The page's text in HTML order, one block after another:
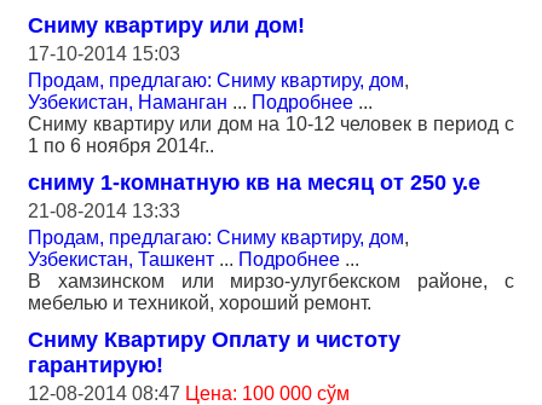
Сниму квартиру или дом!
17-10-2014 15:03
Продам, предлагаю: Сниму квартиру, дом,
Узбекистан, Наманган ... Подробнее ...
Сниму квартиру или дом на 10-12 человек в период с
1 по 6 ноября 2014г..
сниму 1-комнатную кв на месяц от 250 у.е
21-08-2014 13:33
Продам, предлагаю: Сниму квартиру, дом,
Узбекистан, Ташкент ... Подробнее ...
В хамзинском или мирзо-улугбекском районе, с
мебелью и техникой, хороший ремонт.
Сниму Квартиру Оплату и чистоту
гарантирую!
12-08-2014 08:47 Цена: 100 000 сўм